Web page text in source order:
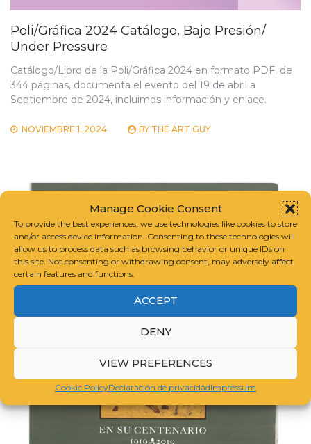
Manage Cookie Consent
To provide the best experiences, we use technologies like cookies to store
and/or access device information. Consenting to these technologies will
allow us to process data such as browsing behavior or unique IDs on
this site. Not consenting or withdrawing consent, may adversely affect
certain features and functions.
ACCEPT
DENY
VIEW PREFERENCES
Cookie PolicyDeclaración de privacidadImpressum
Poli/Gráfica 2024 Catálogo, Bajo Presión/
Under Pressure
Catálogo/Libro de la Poli/Gráfica 2024 en formato PDF, de
344 páginas, documenta el evento del 19 de abril a
Septiembre de 2024, incluimos información y enlace.
NOVIEMBRE 1, 2024 BY THE ART GUY